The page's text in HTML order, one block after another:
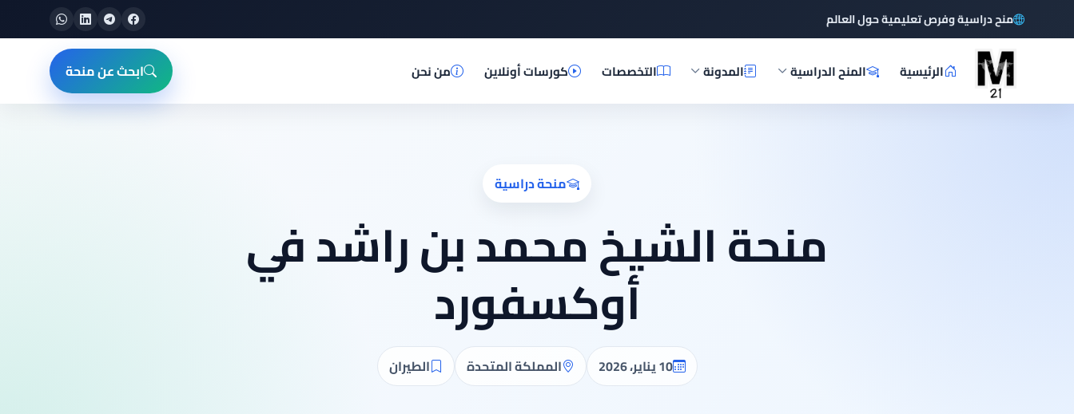
منح دراسية وفرص تعليمية حول العالم
الرئيسية المنح الدراسية المدونة التخصصات كورسات أونلاين من نحن ابحث عن منحة
منحة دراسية
منحة الشيخ محمد بن راشد في
أوكسفورد
10 يناير، 2026 المملكة المتحدة الطيران